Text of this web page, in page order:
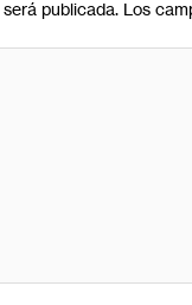
publicada. Los